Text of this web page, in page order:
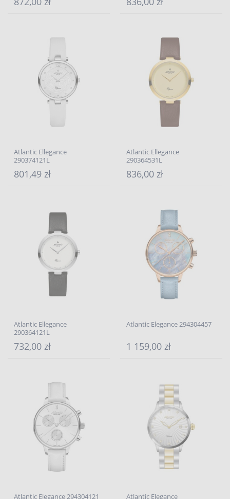
Atlantic Ellegance
290374121L
801,49 zł
Atlantic Ellegance
290364531L
836,00 zł
Atlantic Ellegance
290364121L
732,00 zł
Atlantic Elegance 294304457
1 159,00 zł
Atlantic Elegance 294304121 Atlantic Elegance